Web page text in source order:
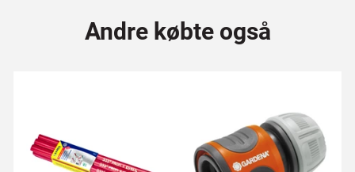
Andre købte også